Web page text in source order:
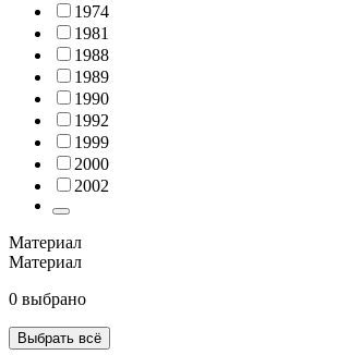
1974
1981
1988
1989
1990
1992
1999
2000
2002
Материал
Материал
0 выбрано
Выбрать всё